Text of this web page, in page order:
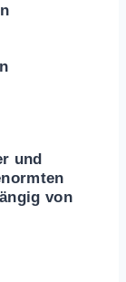
und
von